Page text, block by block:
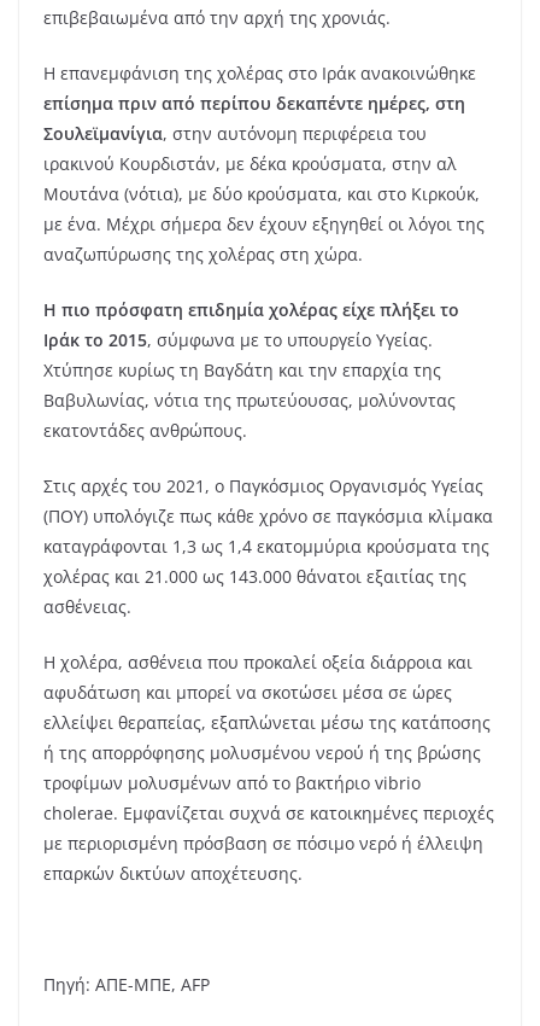
επιβεβαιωμένα από την αρχή της χρονιάς.
Η επανεμφάνιση της χολέρας στο Ιράκ ανακοινώθηκε
επίσημα πριν από περίπου δεκαπέντε ημέρες, στη
Σουλεϊμανίγια, στην αυτόνομη περιφέρεια του
ιρακινού Κουρδιστάν, με δέκα κρούσματα, στην αλ
Μουτάνα (νότια), με δύο κρούσματα, και στο Κιρκούκ,
με ένα. Μέχρι σήμερα δεν έχουν εξηγηθεί οι λόγοι της
αναζωπύρωσης της χολέρας στη χώρα.
Η πιο πρόσφατη επιδημία χολέρας είχε πλήξει το
Ιράκ το 2015, σύμφωνα με το υπουργείο Υγείας.
Χτύπησε κυρίως τη Βαγδάτη και την επαρχία της
Βαβυλωνίας, νότια της πρωτεύουσας, μολύνοντας
εκατοντάδες ανθρώπους.
Στις αρχές του 2021, ο Παγκόσμιος Οργανισμός Υγείας
(ΠΟΥ) υπολόγιζε πως κάθε χρόνο σε παγκόσμια κλίμακα
καταγράφονται 1,3 ως 1,4 εκατομμύρια κρούσματα της
χολέρας και 21.000 ως 143.000 θάνατοι εξαιτίας της
ασθένειας.
Η χολέρα, ασθένεια που προκαλεί οξεία διάρροια και
αφυδάτωση και μπορεί να σκοτώσει μέσα σε ώρες
ελλείψει θεραπείας, εξαπλώνεται μέσω της κατάποσης
ή της απορρόφησης μολυσμένου νερού ή της βρώσης
τροφίμων μολυσμένων από το βακτήριο vibrio
cholerae. Εμφανίζεται συχνά σε κατοικημένες περιοχές
με περιορισμένη πρόσβαση σε πόσιμο νερό ή έλλειψη
επαρκών δικτύων αποχέτευσης.
Πηγή: ΑΠΕ-ΜΠΕ, AFP